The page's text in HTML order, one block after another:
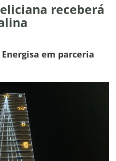
receberá
em parceria